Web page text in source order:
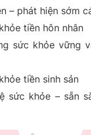
– phát hiện sớm
tiền hôn nhân
sức khỏe vững
tiền sinh sản
sức khỏe – sẵn